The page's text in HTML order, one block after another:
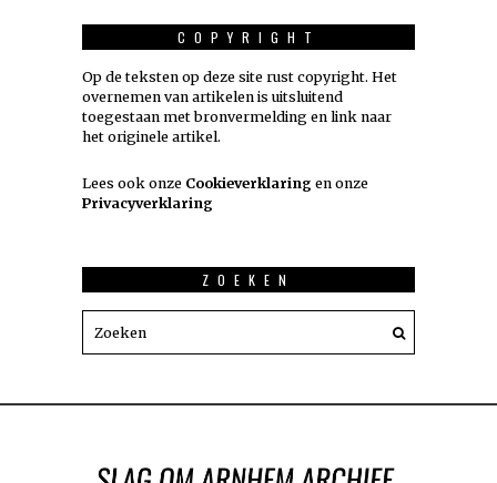
COPYRIGHT
Op de teksten op deze site rust copyright. Het
overnemen van artikelen is uitsluitend
toegestaan met bronvermelding en link naar
het originele artikel.
Lees ook onze Cookieverklaring en onze
Privacyverklaring
ZOEKEN